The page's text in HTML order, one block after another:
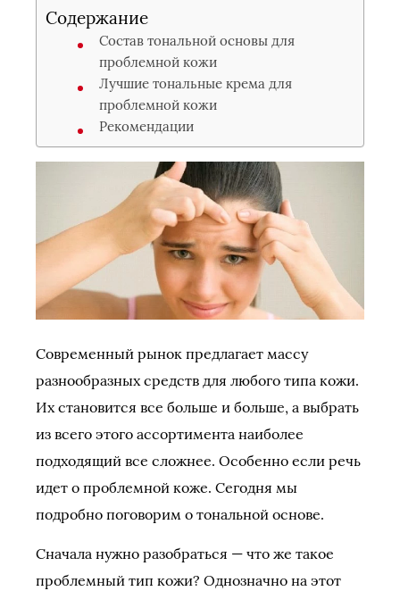
Содержание
Состав тональной основы для
проблемной кожи
Лучшие тональные крема для
проблемной кожи
Рекомендации
Современный рынок предлагает массу
разнообразных средств для любого типа кожи.
Их становится все больше и больше, а выбрать
из всего этого ассортимента наиболее
подходящий все сложнее. Особенно если речь
идет о проблемной коже. Сегодня мы
подробно поговорим о тональной основе.
Сначала нужно разобраться — что же такое
проблемный тип кожи? Однозначно на этот